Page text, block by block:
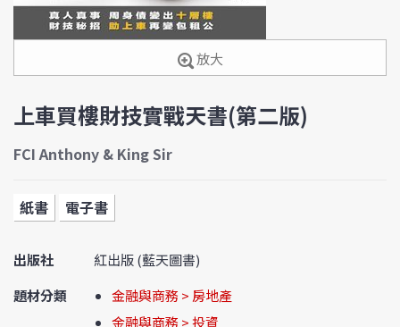
放大
上車買樓財技實戰天書(第二版)
FCI Anthony & King Sir
紙書 電子書
出版社
紅出版 (藍天圖書)
題材分類
金融與商務 > 房地產
金融與商務 > 投資